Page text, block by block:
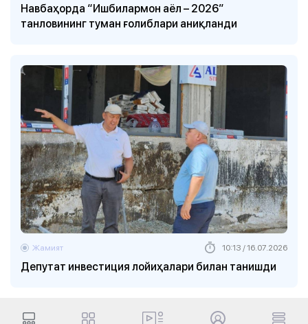
Навбаҳорда “Ишбилармон аёл – 2026”
танловининг туман ғолиблари аниқланди
Депутат инвестиция лойиҳалари билан танишди
Жамият 10:13 / 16.07.2026